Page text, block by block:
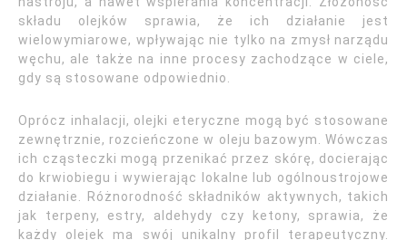
składu olejków sprawia, że ich działanie jest
wielowymiarowe, wpływając nie tylko na zmysł narządu
węchu, ale także na inne procesy zachodzące w ciele,
gdy są stosowane odpowiednio.
Oprócz inhalacji, olejki eteryczne mogą być stosowane
zewnętrznie, rozcieńczone w oleju bazowym. Wówczas
ich cząsteczki mogą przenikać przez skórę, docierając
do krwiobiegu i wywierając lokalne lub ogólnoustrojowe
działanie. Różnorodność składników aktywnych, takich
jak terpeny, estry, aldehydy czy ketony, sprawia, że
każdy olejek ma swój unikalny profil terapeutyczny.